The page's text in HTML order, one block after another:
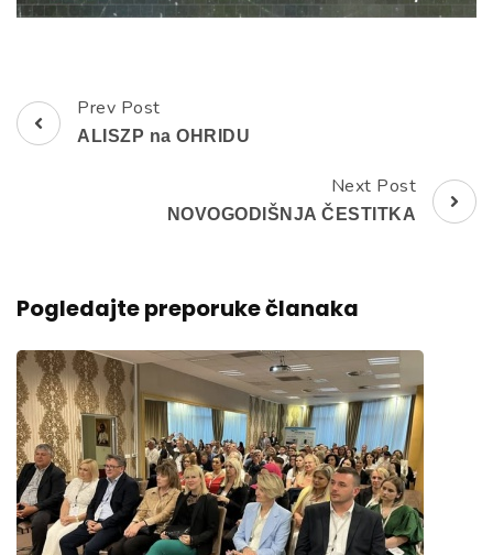
Post
Prev Post
ALISZP na OHRIDU
Next Post
NOVOGODIŠNJA ČESTITKA
Pogledajte preporuke članaka